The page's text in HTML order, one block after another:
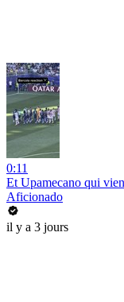
0:11
Et Upamecano qui
Aficionado
il y a 3 jours